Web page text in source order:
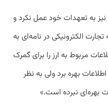
نیز به تعهدات خود عمل نکرد و
الکترونیکی در نامه‌ای به
مربوط به ارز را برای گمرک
بهره برد ولی به نظر
بهره‌ای نبرده است.»